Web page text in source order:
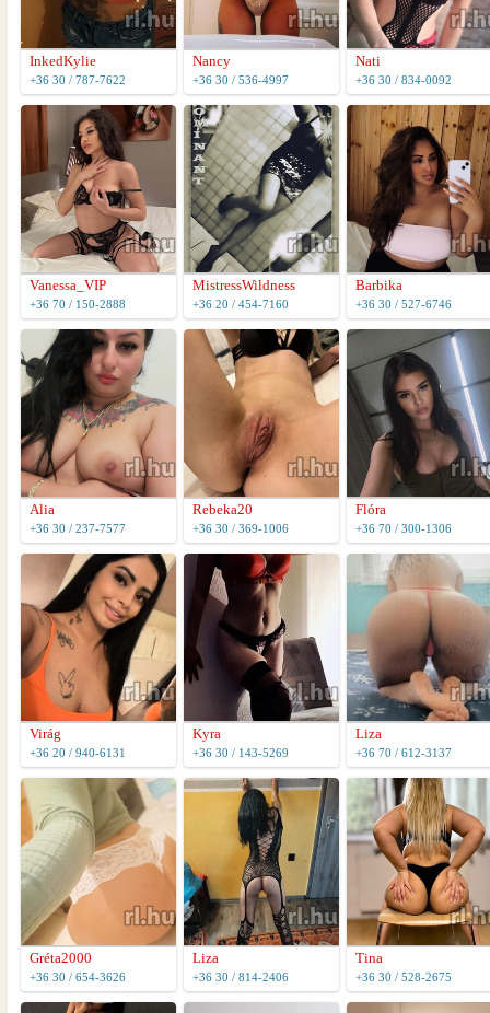
InkedKylie
+36 30 / 787-7622
Nancy
+36 30 / 536-4997
Nati
+36 30 / 834-0092
Vanessa_VIP
+36 70 / 150-2888
MistressWildness
+36 20 / 454-7160
Barbika
+36 30 / 527-6746
Alia
+36 30 / 237-7577
Rebeka20
+36 30 / 369-1006
Flóra
+36 70 / 300-1306
Virág
+36 20 / 940-6131
Kyra
+36 30 / 143-5269
Liza
+36 70 / 612-3137
Gréta2000
+36 30 / 654-3626
Liza
+36 30 / 814-2406
Tina
+36 30 / 528-2675